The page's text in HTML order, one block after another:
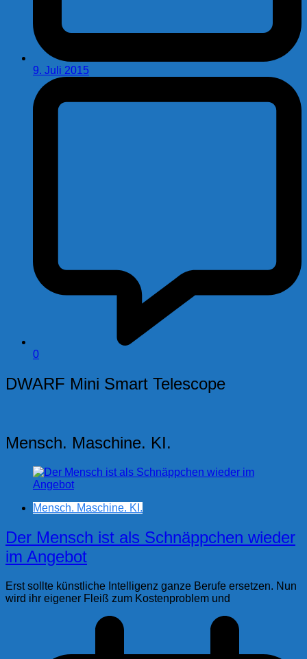
9. Juli 2015
0
DWARF Mini Smart Telescope
Mensch. Maschine. KI.
Mensch. Maschine. KI.
Der Mensch ist als Schnäppchen wieder
im Angebot
Erst sollte künstliche Intelligenz ganze Berufe ersetzen. Nun
wird ihr eigener Fleiß zum Kostenproblem und